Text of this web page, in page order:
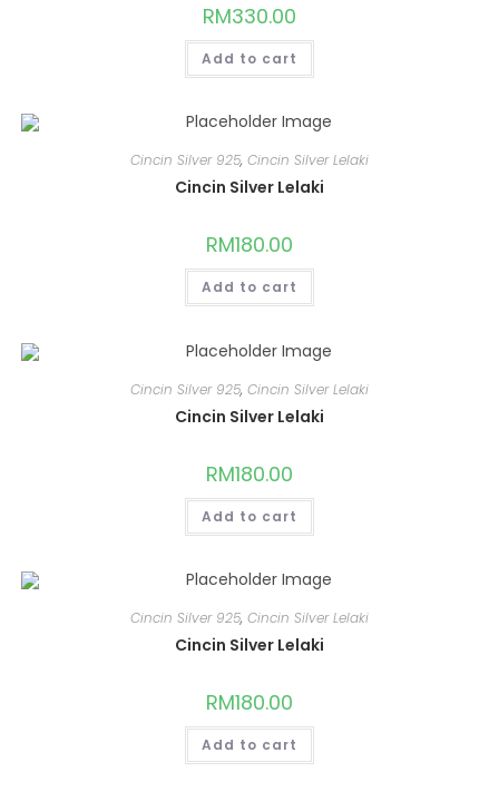
RM330.00
Add to cart
Cincin Silver 925, Cincin Silver Lelaki
Cincin Silver Lelaki
RM180.00
Add to cart
Cincin Silver 925, Cincin Silver Lelaki
Cincin Silver Lelaki
RM180.00
Add to cart
Cincin Silver 925, Cincin Silver Lelaki
Cincin Silver Lelaki
RM180.00
Add to cart